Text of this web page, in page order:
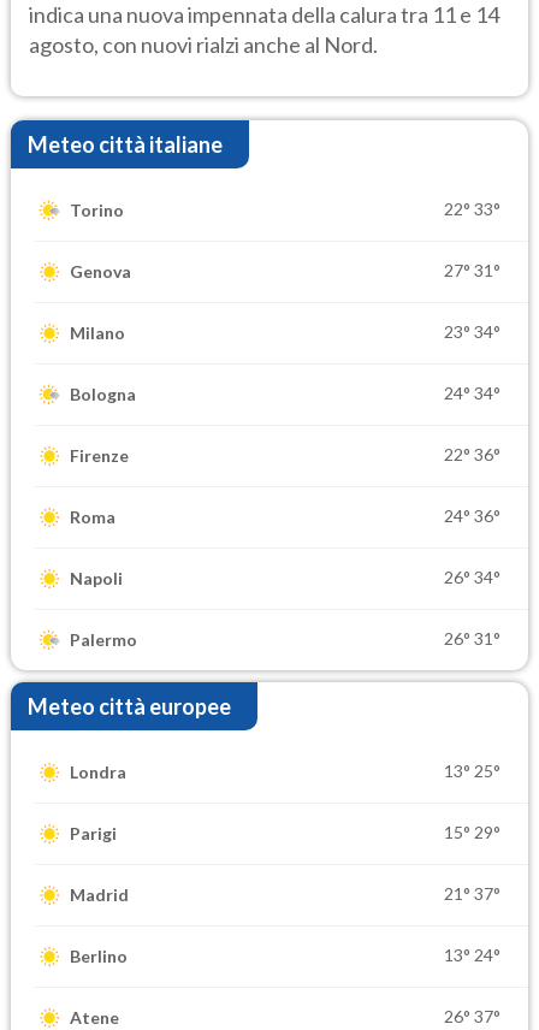
indica una nuova impennata della calura tra 11 e 14
agosto, con nuovi rialzi anche al Nord.
Meteo città italiane
Torino 22° 33°
Genova 27° 31°
Milano 23° 34°
Bologna 24° 34°
Firenze 22° 36°
Roma 24° 36°
Napoli 26° 34°
Palermo 26° 31°
Meteo città europee
Londra 13° 25°
Parigi 15° 29°
Madrid 21° 37°
Berlino 13° 24°
Atene 26° 37°